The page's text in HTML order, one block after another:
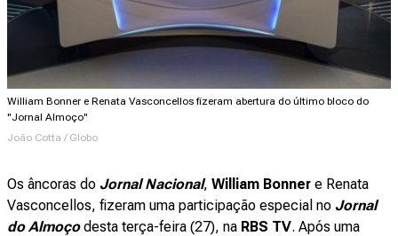
William Bonner e Renata Vasconcellos fizeram abertura do último bloco do
"Jornal Almoço"
João Cotta / Globo
Os âncoras do Jornal Nacional, William Bonner e Renata
Vasconcellos, fizeram uma participação especial no Jornal
do Almoçodesta terça-feira (27), na RBS TV. Após uma